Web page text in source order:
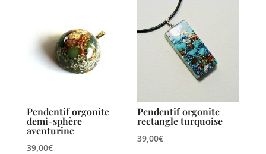
Pendentif orgonite
demi-sphère
aventurine
39,00€
Pendentif orgonite
rectangle turquoise
39,00€